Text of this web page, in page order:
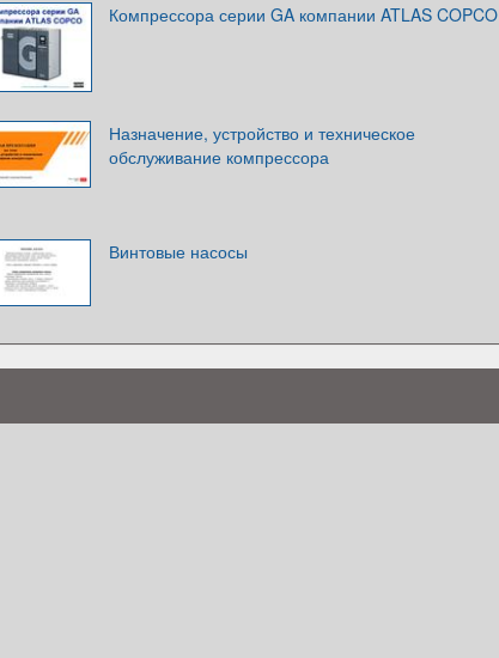
Компрессора серии GA компании ATLAS COPCO
Назначение, устройство и техническое
обслуживание компрессора
Винтовые насосы